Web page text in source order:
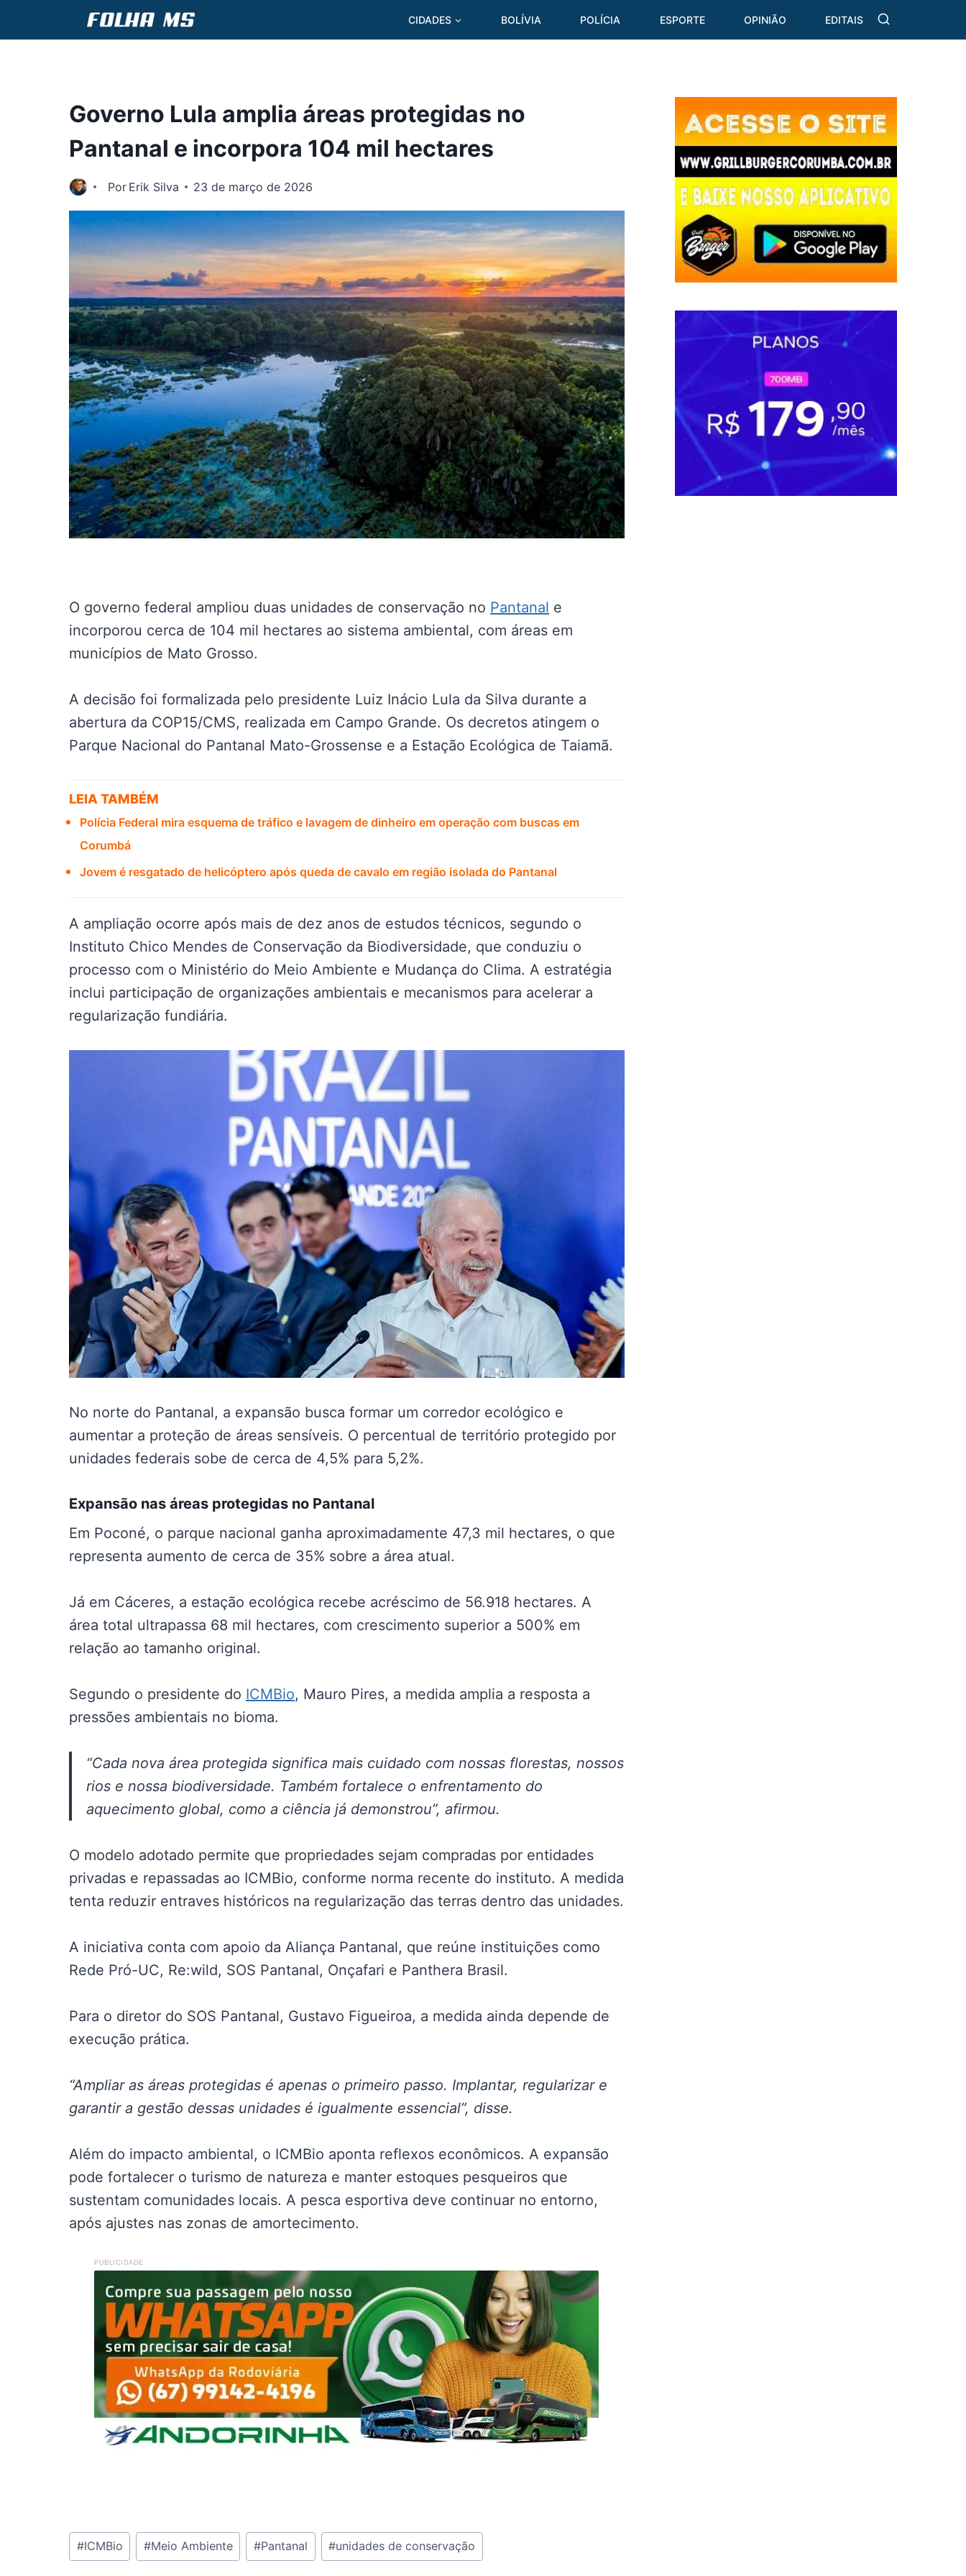
CIDADES BOLÍVIA POLÍCIA ESPORTE OPINIÃO EDITAIS
Governo Lula amplia áreas protegidas no
Pantanal e incorpora 104 mil hectares
Por Erik Silva 23 de março de 2026
O governo federal ampliou duas unidades de conservação no Pantanal e
incorporou cerca de 104 mil hectares ao sistema ambiental, com áreas em
municípios de Mato Grosso.
A decisão foi formalizada pelo presidente Luiz Inácio Lula da Silva durante a
abertura da COP15/CMS, realizada em Campo Grande. Os decretos atingem o
Parque Nacional do Pantanal Mato-Grossense e a Estação Ecológica de Taiamã.
LEIA TAMBÉM
Polícia Federal mira esquema de tráfico e lavagem de dinheiro em operação com buscas em
Corumbá
Jovem é resgatado de helicóptero após queda de cavalo em região isolada do Pantanal
A ampliação ocorre após mais de dez anos de estudos técnicos, segundo o
Instituto Chico Mendes de Conservação da Biodiversidade, que conduziu o
processo com o Ministério do Meio Ambiente e Mudança do Clima. A estratégia
inclui participação de organizações ambientais e mecanismos para acelerar a
regularização fundiária.
No norte do Pantanal, a expansão busca formar um corredor ecológico e
aumentar a proteção de áreas sensíveis. O percentual de território protegido por
unidades federais sobe de cerca de 4,5% para 5,2%.
Expansão nas áreas protegidas no Pantanal
Em Poconé, o parque nacional ganha aproximadamente 47,3 mil hectares, o que
representa aumento de cerca de 35% sobre a área atual.
Já em Cáceres, a estação ecológica recebe acréscimo de 56.918 hectares. A
área total ultrapassa 68 mil hectares, com crescimento superior a 500% em
relação ao tamanho original.
Segundo o presidente do ICMBio, Mauro Pires, a medida amplia a resposta a
pressões ambientais no bioma.
“Cada nova área protegida significa mais cuidado com nossas florestas, nossos
rios e nossa biodiversidade. Também fortalece o enfrentamento do
aquecimento global, como a ciência já demonstrou”, afirmou.
O modelo adotado permite que propriedades sejam compradas por entidades
privadas e repassadas ao ICMBio, conforme norma recente do instituto. A medida
tenta reduzir entraves históricos na regularização das terras dentro das unidades.
A iniciativa conta com apoio da Aliança Pantanal, que reúne instituições como
Rede Pró-UC, Re:wild, SOS Pantanal, Onçafari e Panthera Brasil.
Para o diretor do SOS Pantanal, Gustavo Figueiroa, a medida ainda depende de
execução prática.
“Ampliar as áreas protegidas é apenas o primeiro passo. Implantar, regularizar e
garantir a gestão dessas unidades é igualmente essencial”, disse.
Além do impacto ambiental, o ICMBio aponta reflexos econômicos. A expansão
pode fortalecer o turismo de natureza e manter estoques pesqueiros que
sustentam comunidades locais. A pesca esportiva deve continuar no entorno,
após ajustes nas zonas de amortecimento.
PUBLICIDADE
Tags
do
#ICMBio #Meio Ambiente #Pantanal #unidades de conservação